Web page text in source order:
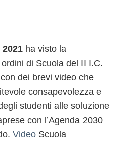
ha visto la
di Scuola del II I.C.
dei brevi video che
consapevolezza e
studenti alle soluzione
con l’Agenda 2030
Video Scuola